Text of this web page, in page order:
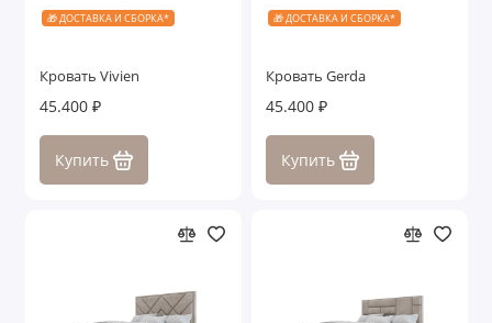
🎁 ДОСТАВКА И СБОРКА*
Кровать Vivien
45.400 ₽
Купить
🎁 ДОСТАВКА И СБОРКА*
Кровать Gerda
45.400 ₽
Купить